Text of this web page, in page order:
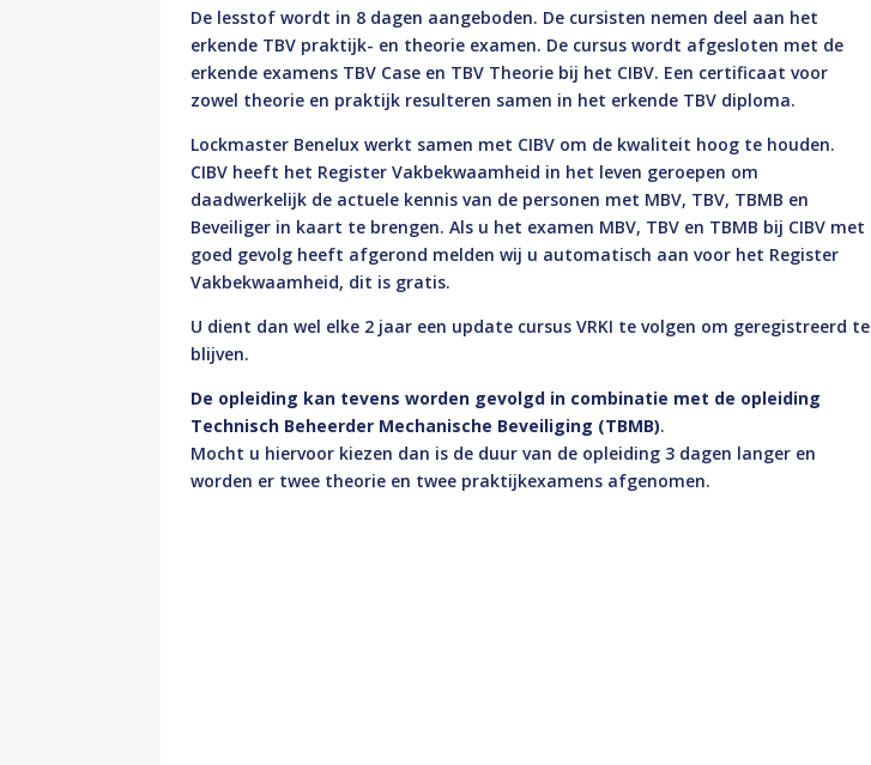
De lesstof wordt in 8 dagen aangeboden. De cursisten nemen deel aan het
erkende TBV praktijk- en theorie examen. De cursus wordt afgesloten met de
erkende examens TBV Case en TBV Theorie bij het CIBV. Een certificaat voor
zowel theorie en praktijk resulteren samen in het erkende TBV diploma.
Lockmaster Benelux werkt samen met CIBV om de kwaliteit hoog te houden.
CIBV heeft het Register Vakbekwaamheid in het leven geroepen om
daadwerkelijk de actuele kennis van de personen met MBV, TBV, TBMB en
Beveiliger in kaart te brengen. Als u het examen MBV, TBV en TBMB bij CIBV met
goed gevolg heeft afgerond melden wij u automatisch aan voor het Register
Vakbekwaamheid, dit is gratis.
U dient dan wel elke 2 jaar een update cursus VRKI te volgen om geregistreerd te
blijven.
De opleiding kan tevens worden gevolgd in combinatie met de opleiding
Technisch Beheerder Mechanische Beveiliging (TBMB).
Mocht u hiervoor kiezen dan is de duur van de opleiding 3 dagen langer en
worden er twee theorie en twee praktijkexamens afgenomen.